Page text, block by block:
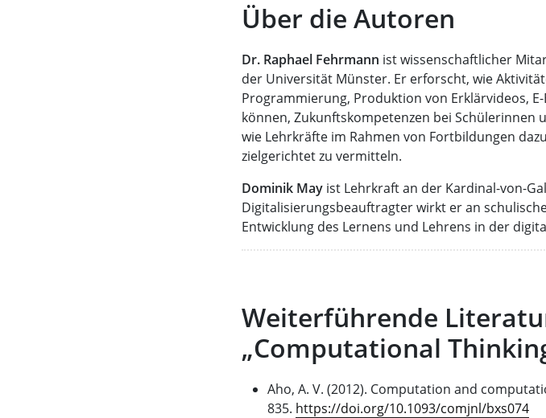
Über die Autoren
Dr. Raphael Fehrmann ist wissenschaftlicher
der Universität Münster. Er erforscht, wie
Programmierung, Produktion von Erklärvideos,
können, Zukunftskompetenzen bei
wie Lehrkräfte im Rahmen von Fortbildungen
zielgerichtet zu vermitteln.
Dominik May ist Lehrkraft an der Kardinal-von-
Digitalisierungsbeauftragter wirkt er an
Entwicklung des Lernens und Lehrens in der
Weiterführende
„Computational
Aho, A. V. (2012). Computation and
835. https://doi.org/10.1093/comjnl/bxs074